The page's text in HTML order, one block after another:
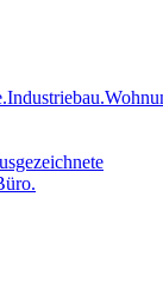
Industriebau.